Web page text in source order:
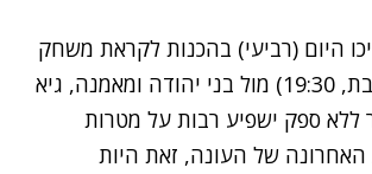
היום (רביעי) בהכנות לקראת משחק
החוץ החשוב (שבת, 19:30) מול בני יהודה ומאמנה, גיא
ללא ספק ישפיע רבות על מטרות
של העונה, זאת היות